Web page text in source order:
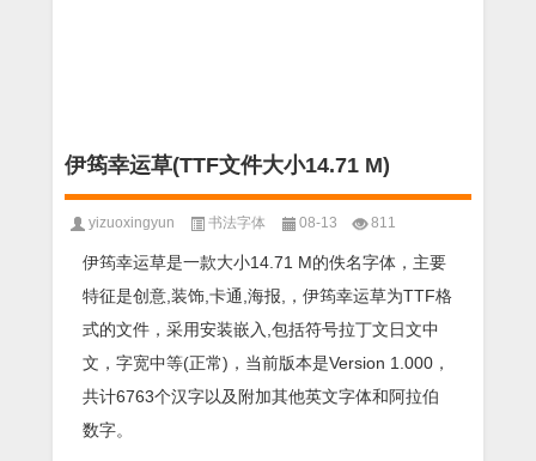
伊筠幸运草(TTF文件大小14.71 M)
yizuoxingyun 书法字体 08-13 811
伊筠幸运草是一款大小14.71 M的佚名字体，主要
特征是创意,装饰,卡通,海报,，伊筠幸运草为TTF格
式的文件，采用安装嵌入,包括符号拉丁文日文中
文，字宽中等(正常)，当前版本是Version 1.000，
共计6763个汉字以及附加其他英文字体和阿拉伯
数字。